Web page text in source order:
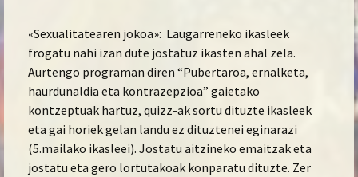
«Sexualitatearen jokoa»: Laugarreneko ikasleek
frogatu nahi izan dute jostatuz ikasten ahal zela.
Aurtengo programan diren “Pubertaroa, ernalketa,
haurdunaldia eta kontrazepzioa” gaietako
kontzeptuak hartuz, quizz-ak sortu dituzte ikasleek
eta gai horiek gelan landu ez dituztenei eginarazi
(5.mailako ikasleei). Jostatu aitzineko emaitzak eta
jostatu eta gero lortutakoak konparatu dituzte. Zer